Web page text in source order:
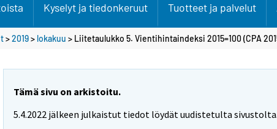
Kyselyt ja tiedonkeruut Tuotteet ja palvelut
>2019> lokakuu > Liitetaulukko 5. Vientihintaindeksi 2015=100 (CPA
Tämä sivu on arkistoitu.
5.4.2022 jälkeen julkaistut tiedot löydät uudistetulta sivustolta.